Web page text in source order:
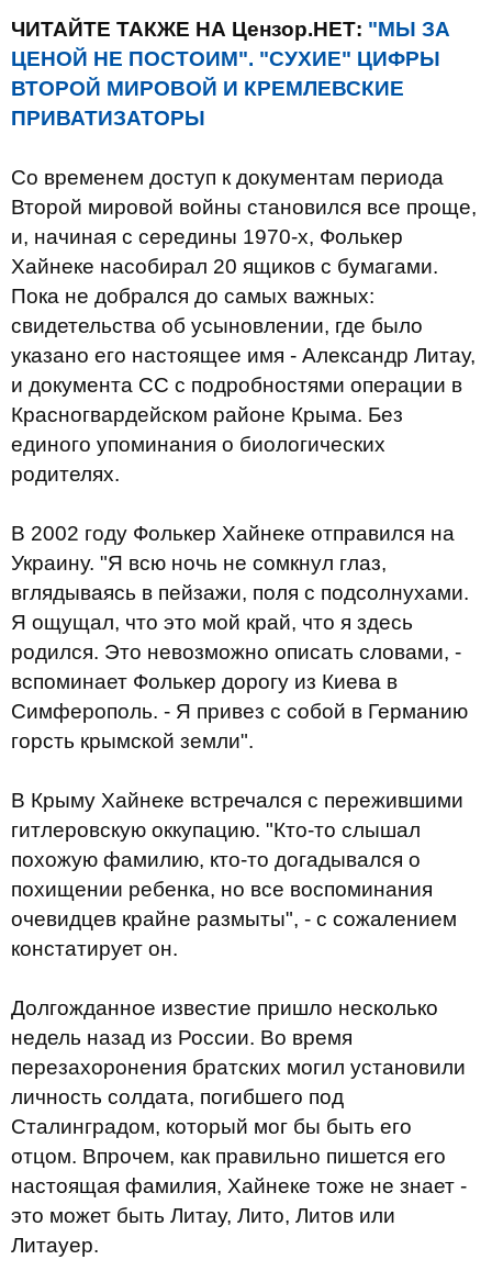
ЧИТАЙТЕ ТАКЖЕ НА Цензор.НЕТ: "МЫ ЗА
ЦЕНОЙ НЕ ПОСТОИМ". "СУХИЕ" ЦИФРЫ
ВТОРОЙ МИРОВОЙ И КРЕМЛЕВСКИЕ
ПРИВАТИЗАТОРЫ
Со временем доступ к документам периода
Второй мировой войны становился все проще,
и, начиная с середины 1970-х, Фолькер
Хайнеке насобирал 20 ящиков с бумагами.
Пока не добрался до самых важных:
свидетельства об усыновлении, где было
указано его настоящее имя - Александр Литау,
и документа СС с подробностями операции в
Красногвардейском районе Крыма. Без
единого упоминания о биологических
родителях.
В 2002 году Фолькер Хайнеке отправился на
Украину. "Я всю ночь не сомкнул глаз,
вглядываясь в пейзажи, поля с подсолнухами.
Я ощущал, что это мой край, что я здесь
родился. Это невозможно описать словами, -
вспоминает Фолькер дорогу из Киева в
Симферополь. - Я привез с собой в Германию
горсть крымской земли".
В Крыму Хайнеке встречался с пережившими
гитлеровскую оккупацию. "Кто-то слышал
похожую фамилию, кто-то догадывался о
похищении ребенка, но все воспоминания
очевидцев крайне размыты", - с сожалением
констатирует он.
Долгожданное известие пришло несколько
недель назад из России. Во время
перезахоронения братских могил установили
личность солдата, погибшего под
Сталинградом, который мог бы быть его
отцом. Впрочем, как правильно пишется его
настоящая фамилия, Хайнеке тоже не знает -
это может быть Литау, Лито, Литов или
Литауер.